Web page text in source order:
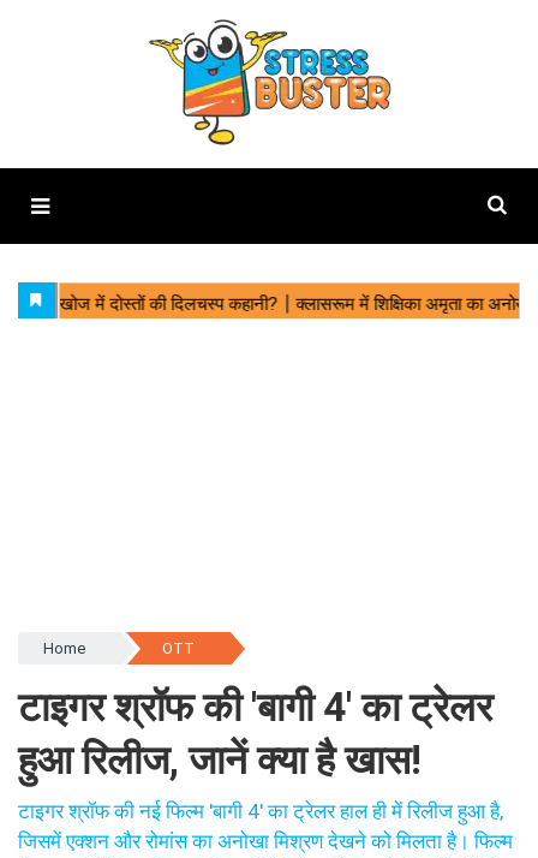
Home OTT
टाइगर श्रॉफ की 'बागी 4' का ट्रेलर
हुआ रिलीज, जानें क्या है खास!
टाइगर श्रॉफ की नई फिल्म 'बागी 4' का ट्रेलर हाल ही में रिलीज हुआ है,
जिसमें एक्शन और रोमांस का अनोखा मिश्रण देखने को मिलता है। फिल्म